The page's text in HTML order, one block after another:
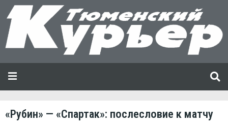
«Рубин» — «Спартак»: послесловие к матчу